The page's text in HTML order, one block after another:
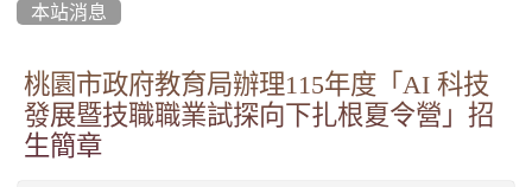
啟英高中-113學年全國學生家事類技
藝競賽榮獲1支金手獎3支優勝
亞洲金牌在啟英！-機器人競賽亞洲
第一
本站消息
桃園市政府教育局辦理115年度「AI 科技
發展暨技職職業試探向下扎根夏令營」招
生簡章